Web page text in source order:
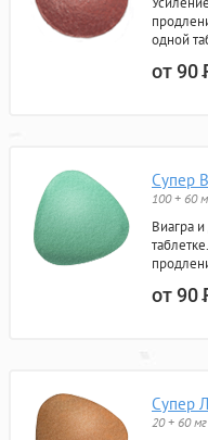
одной
от 90
Супер
100 + 60
Виагра
от 90
Супер
20 + 60 мг